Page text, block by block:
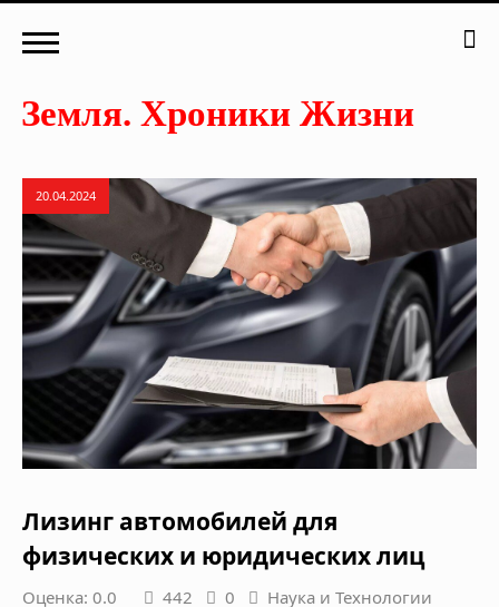
20.04.2024
Лизинг автомобилей для
физических и юридических лиц
Оценка: 0.0 442 0 Наука и Технологии